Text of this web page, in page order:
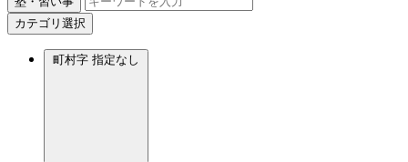
カテゴリ選択
町村字 指定なし